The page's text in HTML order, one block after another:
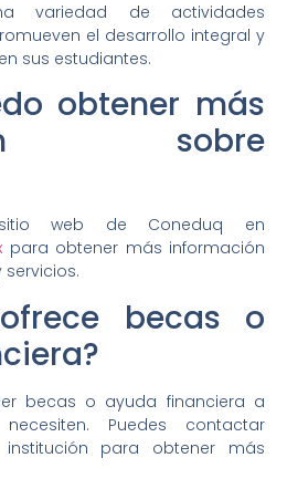
variedad de actividades
el desarrollo integral y
sus estudiantes.
obtener más
sobre
web de Coneduq en
para obtener más información
becas o
becas o ayuda financiera a
Puedes contactar
para obtener más